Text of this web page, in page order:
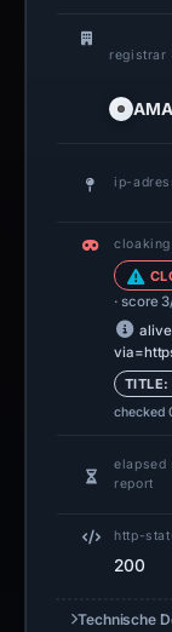
registrar
ip-
cloaking
· score
TITLE:
checked
elapsed
report
http-
200
Technische